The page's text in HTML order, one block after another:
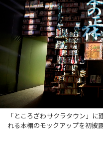
「ところざわサクラタウン」
れる本棚のモックアップを初披